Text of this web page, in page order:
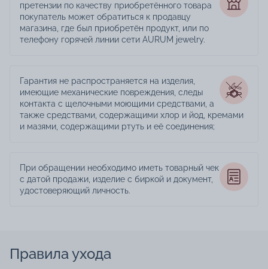
претензии по качеству приобретённого товара
покупатель может обратиться к продавцу
магазина, где был приобретён продукт, или по
телефону горячей линии сети AURUM jewelry.
Гарантия не распространяется на изделия,
имеющие механические повреждения, следы
контакта с щелочными моющими средствами, а
также средствами, содержащими хлор и йод, кремами
и мазями, содержащими ртуть и её соединения;
При обращении необходимо иметь товарный чек
с датой продажи, изделие с биркой и документ,
удостоверяющий личность.
Правила ухода